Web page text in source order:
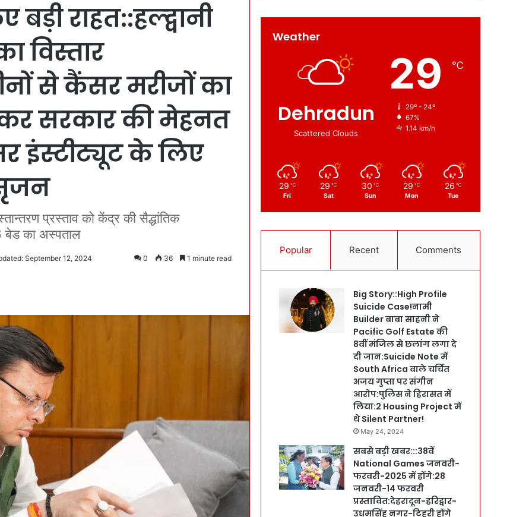
राहत::हल्द्वानी
विस्तार
से कैंसर मरीजों का
सरकार की मेहनत
इंस्टीट्यूट के लिए
प्रस्ताव को केंद्र की सैद्धांतिक
बेड का अस्पताल
September 12, 2024 0 36 1 minute read
Weather
Dehradun
Scattered Clouds
29 ℃
29º - 24º
67%
1.14 km/h
29 ℃
Fri
29 ℃
Sat
30 ℃
Sun
29 ℃
Mon
26 ℃
Tue
Popular Recent Comments
Big Story::High Profile
Suicide Case!नामी
Builder बाबा साहनी ने
Pacific Golf Estate की
8वीं मंजिल से छलांग लगा दे
दी जान:Suicide Note में
South Africa वाले चर्चित
अजय गुप्ता पर संगीन
आरोप:पुलिस ने हिरासत में
लिया:2 Housing Project में
थे Silent Partner!
May 24, 2024
सबसे बड़ी खबर:::38वें
National Games जनवरी-
फरवरी-2025 में होंगे:28
जनवरी-14 फरवरी
प्रस्तावित:देहरादून-हरिद्वार-
उधमसिंह नगर-टिहरी होंगे